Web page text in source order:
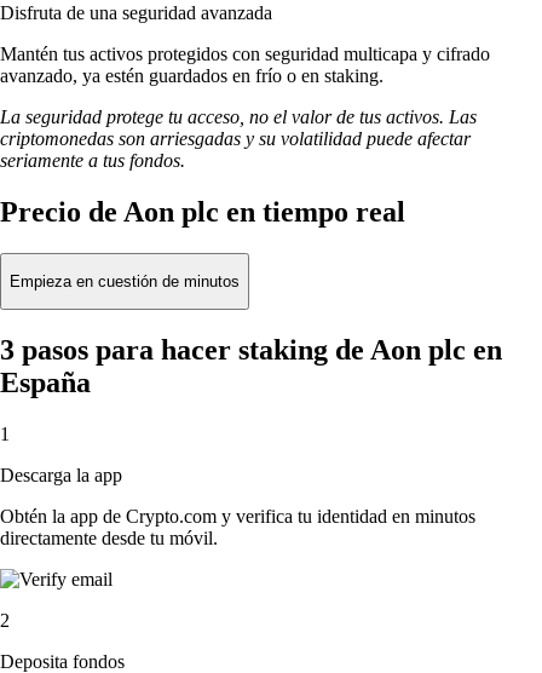
Disfruta de una seguridad avanzada
Mantén tus activos protegidos con seguridad multicapa y cifrado
avanzado, ya estén guardados en frío o en staking.
La seguridad protege tu acceso, no el valor de tus activos. Las
criptomonedas son arriesgadas y su volatilidad puede afectar
seriamente a tus fondos.
Precio de Aon plc en tiempo real
Empieza en cuestión de minutos
3 pasos para hacer staking de Aon plc en
España
1
Descarga la app
Obtén la app de Crypto.com y verifica tu identidad en minutos
directamente desde tu móvil.
2
Deposita fondos